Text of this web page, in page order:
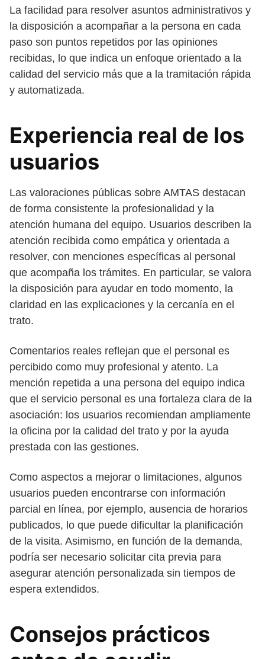
La facilidad para resolver asuntos administrativos y
la disposición a acompañar a la persona en cada
paso son puntos repetidos por las opiniones
recibidas, lo que indica un enfoque orientado a la
calidad del servicio más que a la tramitación rápida
y automatizada.
Experiencia real de los
usuarios
Las valoraciones públicas sobre AMTAS destacan
de forma consistente la profesionalidad y la
atención humana del equipo. Usuarios describen la
atención recibida como empática y orientada a
resolver, con menciones específicas al personal
que acompaña los trámites. En particular, se valora
la disposición para ayudar en todo momento, la
claridad en las explicaciones y la cercanía en el
trato.
Comentarios reales reflejan que el personal es
percibido como muy profesional y atento. La
mención repetida a una persona del equipo indica
que el servicio personal es una fortaleza clara de la
asociación: los usuarios recomiendan ampliamente
la oficina por la calidad del trato y por la ayuda
prestada con las gestiones.
Como aspectos a mejorar o limitaciones, algunos
usuarios pueden encontrarse con información
parcial en línea, por ejemplo, ausencia de horarios
publicados, lo que puede dificultar la planificación
de la visita. Asimismo, en función de la demanda,
podría ser necesario solicitar cita previa para
asegurar atención personalizada sin tiempos de
espera extendidos.
Consejos prácticos